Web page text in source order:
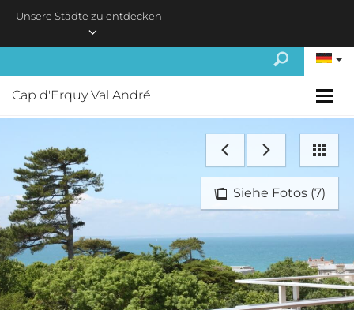
Unsere Städte zu entdecken
Cap d'Erquy Val André
Siehe Fotos (7)